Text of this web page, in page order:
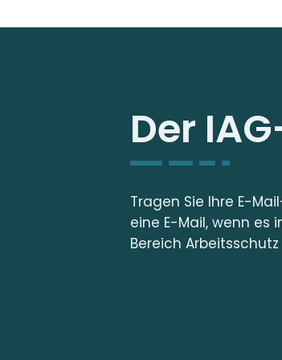
Der
Tragen Sie Ihre E-
eine E-Mail, wenn es
Bereich